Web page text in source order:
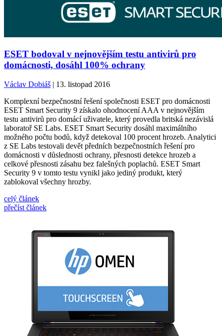
ESET bodoval v nejnovějším testu antivirů pro
domácnosti, dosáhl 100% ochrany
Václav Dobiáš | 13. listopad 2016
Komplexní bezpečnostní řešení společnosti ESET pro domácnosti
ESET Smart Security 9 získalo ohodnocení AAA v nejnovějším
testu antivirů pro domácí uživatele, který provedla britská nezávislá
laboratoř SE Labs. ESET Smart Security dosáhl maximálního
možného počtu bodů, když detekoval 100 procent hrozeb. Analytici
z SE Labs testovali devět předních bezpečnostních řešení pro
domácnosti v důslednosti ochrany, přesnosti detekce hrozeb a
celkové přesnosti zásahu bez falešných poplachů. ESET Smart
Security 9 v tomto testu vynikl jako jediný produkt, který
zablokoval všechny hrozby.
celý článek
přečíst článek